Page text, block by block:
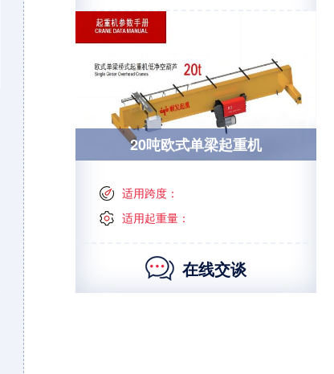
20吨欧式单梁起重机
适用跨度：
适用起重量：
在线交谈